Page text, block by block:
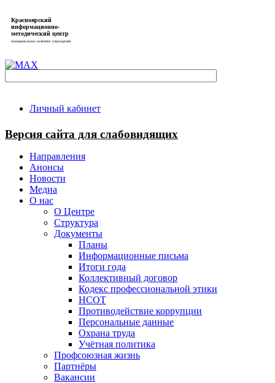
Красноярский
информационно-
методический центр
муниципальное казённое учреждение
Личный кабинет
Версия сайта для слабовидящих
Направления
Анонсы
Новости
Медиа
О нас
О Центре
Структура
Документы
Планы
Информационные письма
Итоги года
Коллективный договор
Кодекс профессиональной этики
НСОТ
Противодействие коррупции
Персональные данные
Охрана труда
Учётная политика
Профсоюзная жизнь
Партнёры
Вакансии